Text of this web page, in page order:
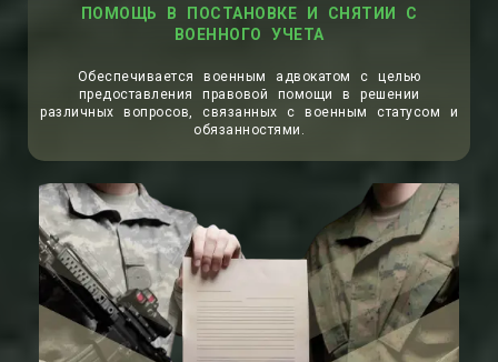
ПОМОЩЬ В ПОСТАНОВКЕ И СНЯТИИ С
ВОЕННОГО УЧЕТА
Обеспечивается военным адвокатом с целью
предоставления правовой помощи в решении
различных вопросов, связанных с военным статусом и
обязанностями.